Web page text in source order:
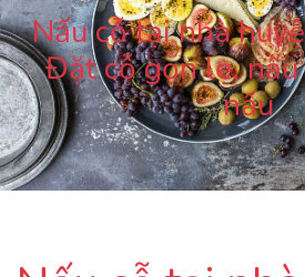
Nấu cỗ tại nhà
Đặt cỗ gọn lẹ,
nấu